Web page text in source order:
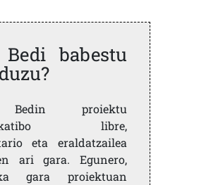
babestu
proiektu
libre,
eta eraldatzailea
ari gara. Egunero,
gara proiektuan